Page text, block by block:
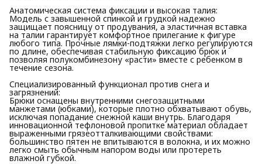
Анатомическая система фиксации и высокая талия:
Модель с завышенной спинкой и грудкой надежно
защищает поясницу от продувания, а эластичная вставка
на талии гарантирует комфортное прилегание к фигуре
любого типа. Прочные лямки-подтяжки легко регулируются
по длине, обеспечивая стабильную фиксацию брюк и
позволяя полукомбинезону «расти» вместе с ребенком в
течение сезона.
Специализированный функционал против снега и
загрязнений:
Брюки оснащены внутренними снегозащитными
манжетами (юбками), которые плотно обхватывают обувь,
исключая попадание снежной каши внутрь. Благодаря
инновационной тефлоновой пропитке материал обладает
выраженными грязеотталкивающими свойствами:
большинство пятен не впитываются в волокна, и их можно
легко смыть обычным напором воды или протереть
влажной губкой.